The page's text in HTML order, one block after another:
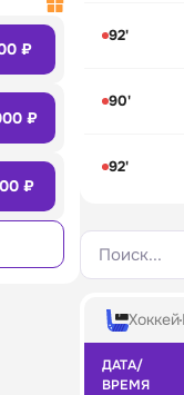
₽
₽
₽
92'
90'
92'
Поиск...
Хоккей
ДАТА/
ВРЕМЯ